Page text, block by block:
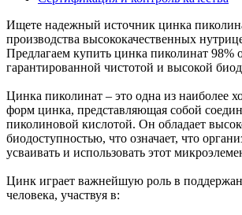
Ищете надежный источник цинка
производства высококачественных
Предлагаем купить цинка пиколинат 98%
гарантированной чистотой и высокой
Цинка пиколинат – это одна из наиболее
форм цинка, представляющая собой
пиколиновой кислотой. Он обладает
биодоступностью, что означает, что
усваивать и использовать этот
Цинк играет важнейшую роль в
человека, участвуя в: